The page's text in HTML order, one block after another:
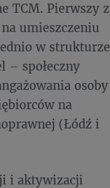
TCM. Pierwszy z
umieszczeniu
w strukturze
– społeczny
osoby
na
(Łódź i
i aktywizacji